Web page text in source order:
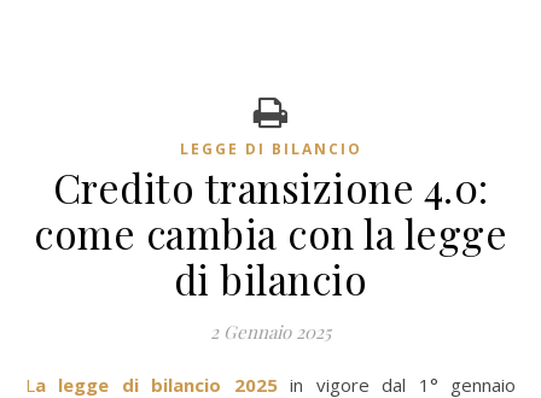
LEGGE DI BILANCIO
Credito transizione 4.0:
come cambia con la legge
di bilancio
2 Gennaio 2025
La legge di bilancio 2025in vigore dal 1° gennaio